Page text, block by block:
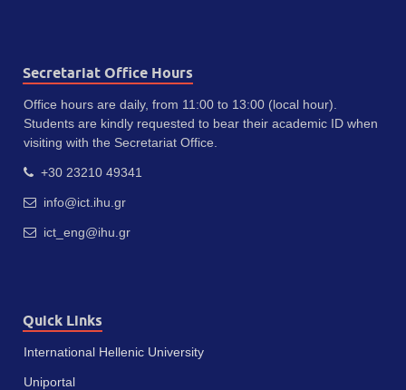
Secretariat Office Hours
Office hours are daily, from 11:00 to 13:00 (local hour).
Students are kindly requested to bear their academic ID when
visiting with the Secretariat Office.
+30 23210 49341
info@ict.ihu.gr
ict_eng@ihu.gr
Quick Links
International Hellenic University
Uniportal